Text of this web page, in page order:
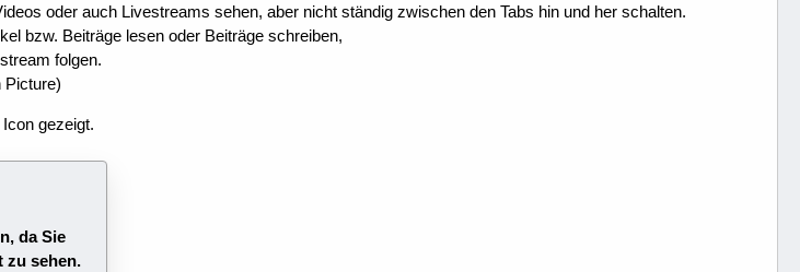
oder auch Livestreams sehen, aber nicht ständig zwischen den Tabs hin und her schalten.
bzw. Beiträge lesen oder Beiträge schreiben,
folgen.
Picture)
gezeigt.
da Sie
zu sehen.